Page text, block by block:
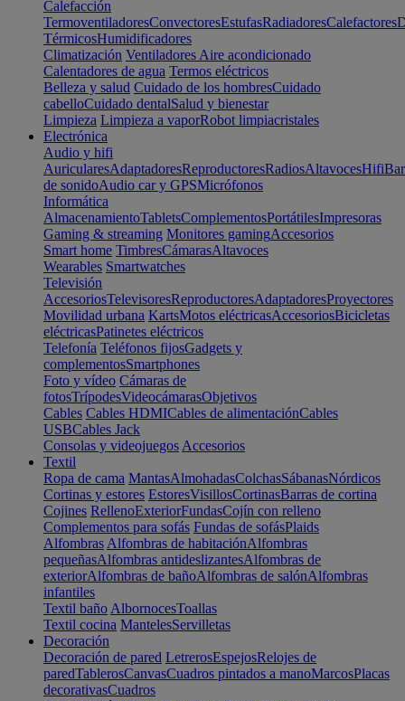
Calefacción
TermoventiladoresConvectoresEstufasRadiadoresCalefactores
TérmicosHumidificadores
Climatización Ventiladores Aire acondicionado
Calentadores de agua Termos eléctricos
Belleza y salud Cuidado de los hombresCuidado
cabelloCuidado dentalSalud y bienestar
Limpieza Limpieza a vaporRobot limpiacristales
Electrónica
Audio y hifi
AuricularesAdaptadoresReproductoresRadiosAltavocesHifi
de sonidoAudio car y GPSMicrófonos
Informática
AlmacenamientoTabletsComplementosPortátilesImpresoras
Gaming & streaming Monitores gamingAccesorios
Smart home TimbresCámarasAltavoces
Wearables Smartwatches
Televisión
AccesoriosTelevisoresReproductoresAdaptadoresProyectores
Movilidad urbana KartsMotos eléctricasAccesoriosBicicletas
eléctricasPatinetes eléctricos
Telefonía Teléfonos fijosGadgets y
complementosSmartphones
Foto y vídeo Cámaras de
fotosTrípodesVideocámarasObjetivos
Cables Cables HDMICables de alimentaciónCables
USBCables Jack
Consolas y videojuegos Accesorios
Textil
Ropa de cama MantasAlmohadasColchasSábanasNórdicos
Cortinas y estores EstoresVisillosCortinasBarras de cortina
Cojines RellenoExteriorFundasCojín con relleno
Complementos para sofás Fundas de sofásPlaids
Alfombras Alfombras de habitaciónAlfombras
pequeñasAlfombras antideslizantesAlfombras de
exteriorAlfombras de bañoAlfombras de salónAlfombras
infantiles
Textil baño AlbornocesToallas
Textil cocina MantelesServilletas
Decoración
Decoración de pared LetrerosEspejosRelojes de
paredTablerosCanvasCuadros pintados a manoMarcosPlacas
decorativasCuadros